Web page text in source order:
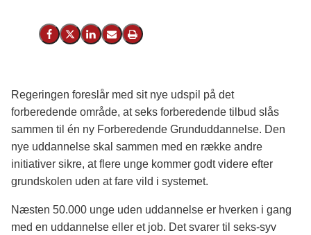
Del på Facebook
Del på X (Twitter)
Del på LinkedIn
Send email
Print
Regeringen foreslår med sit nye udspil på det
forberedende område, at seks forberedende tilbud slås
sammen til én ny Forberedende Grunduddannelse. Den
nye uddannelse skal sammen med en række andre
initiativer sikre, at flere unge kommer godt videre efter
grundskolen uden at fare vild i systemet.
Næsten 50.000 unge uden uddannelse er hverken i gang
med en uddannelse eller et job. Det svarer til seks-syv